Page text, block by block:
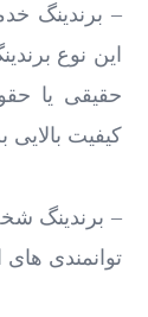
– برندینگ
این نوع
حقیقی یا
کیفیت بالایی
– برندینگ
توانمندی